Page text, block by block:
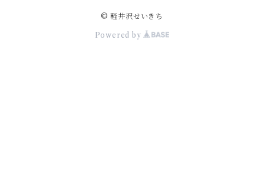
© 軽井沢せいきち
Powered by